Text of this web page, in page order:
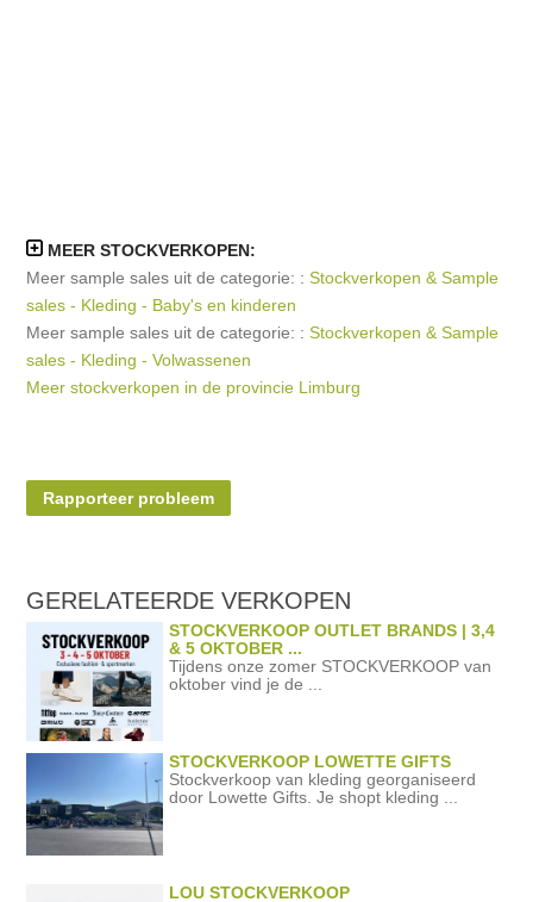
MEER STOCKVERKOPEN:
Meer sample sales uit de categorie: :Stockverkopen & Sample
sales - Kleding - Baby's en kinderen
Meer sample sales uit de categorie: :Stockverkopen & Sample
sales - Kleding - Volwassenen
Meer stockverkopen in de provincie Limburg
Rapporteer probleem
GERELATEERDEVERKOPEN
STOCKVERKOOP OUTLET BRANDS | 3,4
& 5 OKTOBER ...
Tijdens onze zomer STOCKVERKOOP van
oktober vind je de ...
STOCKVERKOOP LOWETTE GIFTS
Stockverkoop van kleding georganiseerd
door Lowette Gifts. Je shopt kleding ...
LOU STOCKVERKOOP